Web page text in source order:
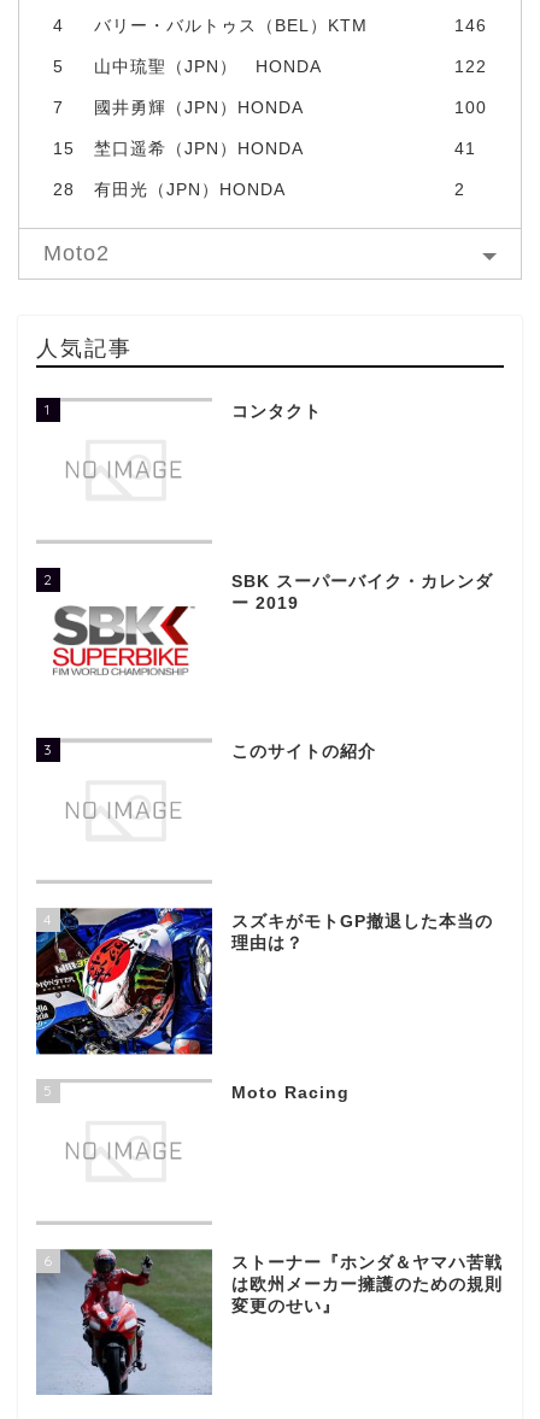
4 バリー・バルトゥス（BEL）KTM 146
5 山中琉聖（JPN） HONDA 122
7 國井勇輝（JPN）HONDA 100
15 埜口遥希（JPN）HONDA 41
28 有田光（JPN）HONDA 2
Moto2
人気記事
1 コンタクト
2
SBK スーパーバイク・カレンダ
ー 2019
3 このサイトの紹介
4
スズキがモトGP撤退した本当の
理由は？
5 Moto Racing
6
ストーナー『ホンダ＆ヤマハ苦戦
は欧州メーカー擁護のための規則
変更のせい』